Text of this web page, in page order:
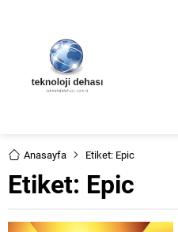
Anasayfa Etiket: Epic
Etiket: Epic